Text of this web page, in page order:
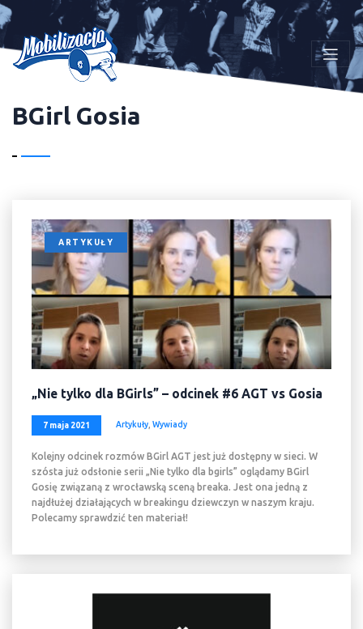
BGirl Gosia
ARTYKUŁY
„Nie tylko dla BGirls” – odcinek #6 AGT vs Gosia
7 maja 2021 Artykuły, Wywiady
Kolejny odcinek rozmów BGirl AGT jest już dostępny w sieci. W
szósta już odsłonie serii „Nie tylko dla bgirls” oglądamy BGirl
Gosię związaną z wrocławską sceną breaka. Jest ona jedną z
najdłużej działających w breakingu dziewczyn w naszym kraju.
Polecamy sprawdzić ten materiał!